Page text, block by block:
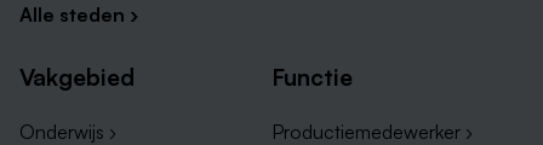
Alle steden ›
Vakgebied
Onderwijs ›
Functie
Productiemedewerker ›